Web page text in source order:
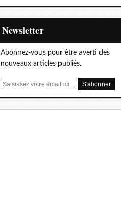
Newsletter
Abonnez-vous pour être averti des
nouveaux articles publiés.
E